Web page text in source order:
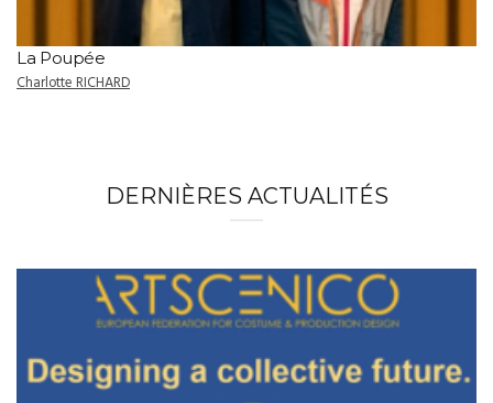
La Poupée
Charlotte RICHARD
DERNIÈRES ACTUALITÉS